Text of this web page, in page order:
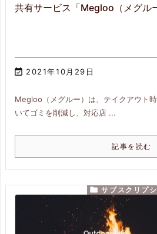
共有サービス「Megloo（メグル
 2021年10月29日
Megloo（メグルー）は、テイクアウト
いてゴミを削減し、対応店 ...
記事を読む
 サブスクリプ